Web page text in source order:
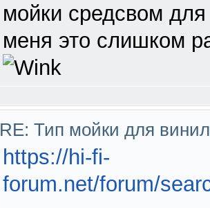
мойки средсвом
меня это слишком
RE: Тип мойки для
https://hi-fi-
forum.net/forum/